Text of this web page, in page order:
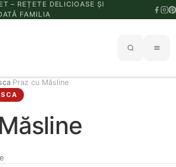
– REȚETE DELICIOASE ȘI
FAMILIA
›Praz cu Măsline